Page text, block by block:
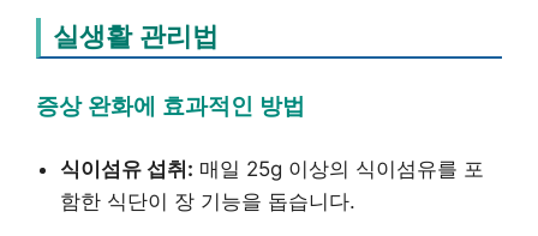
실생활 관리법
증상 완화에 효과적인 방법
식이섬유 섭취: 매일 25g 이상의 식이섬유를 포
함한 식단이 장 기능을 돕습니다.